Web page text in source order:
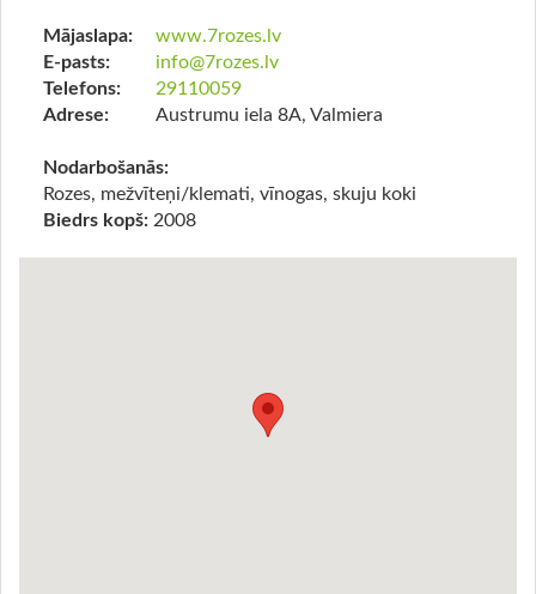
Mājaslapa:
www.7rozes.lv
E-pasts:
info@7rozes.lv
Telefons:
29110059
Adrese:
Austrumu iela 8A, Valmiera
Nodarbošanās:
Rozes, mežvīteņi/klemati, vīnogas, skuju koki
Biedrs kopš: 2008